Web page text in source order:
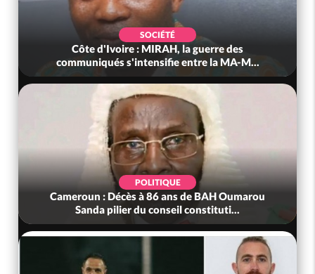
SOCIÉTÉ
Côte d'Ivoire : MIRAH, la guerre des
communiqués s'intensifie entre la MA-M...
POLITIQUE
Cameroun : Décès à 86 ans de BAH Oumarou
Sanda pilier du conseil constituti...